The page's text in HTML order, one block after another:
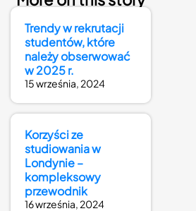
Trendy w rekrutacji
studentów, które
należy obserwować
w 2025 r.
15 września, 2024
Korzyści ze
studiowania w
Londynie –
kompleksowy
przewodnik
16 września, 2024